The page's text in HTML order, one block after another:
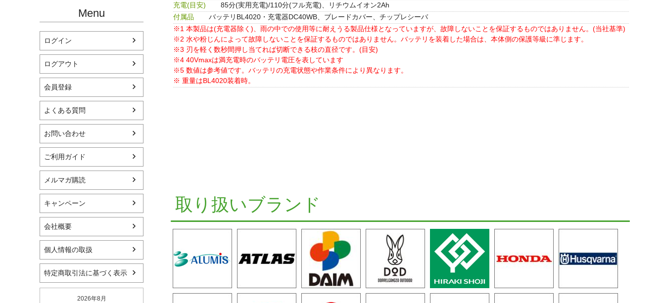
Menu
ログイン
ログアウト
会員登録
よくある質問
お問い合わせ
ご利用ガイド
メルマガ購読
キャンペーン
会社概要
個人情報の取扱
特定商取引法に基づく表示
2026年8月
充電(目安)
85分(実用充電)/110分(フル充電)、リチウムイオン2Ah
付属品
バッテリBL4020・充電器DC40WB、ブレードカバー、チップレシーバ
※1 本製品は(充電器除く)、雨の中での使用等に耐えうる製品仕様となっていますが、故障しないことを保証するものではありません。(当社基準)
※2 水や粉じんによって故障しないことを保証するものではありません。バッテリを装着した場合は、本体側の保護等級に準じます。
※3 刃を軽く数秒間押し当てれば切断できる枝の直径です。(目安)
※4 40Vmaxは満充電時のバッテリ電圧を表しています
※5 数値は参考値です。バッテリの充電状態や作業条件により異なります。
※ 重量はBL4020装着時。
取り扱いブランド